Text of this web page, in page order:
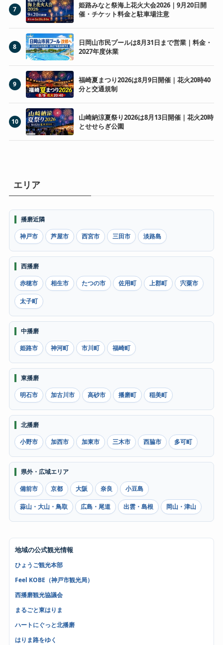
7
姫路みなと祭海上花火大会2026｜9月20日開
催・チケット料金と駐車場注意
8
日岡山市民プールは8月31日まで営業｜料金・
2027年度休業
9
福崎夏まつり2026は8月9日開催｜花火20時40
分と交通規制
10
山崎納涼夏祭り2026は8月13日開催｜花火20時
とせせらぎ公園
エリア
播磨近隣
神戸市
芦屋市 西宮市 三田市 淡路島
西播磨
赤穂市
相生市 たつの市 佐用町 上郡町 宍粟市
太子町
中播磨
姫路市
神河町 市川町 福崎町
東播磨
明石市
加古川市 高砂市 播磨町 稲美町
北播磨
小野市
加西市 加東市 三木市 西脇市 多可町
県外・広域エリア
備前市
京都 大阪 奈良 小豆島
蒜山・大山・鳥取 広島・尾道 出雲・島根 岡山・津山
地域の公式観光情報
ひょうご観光本部
Feel KOBE（神戸市観光局）
西播磨観光協議会
まるごと東はりま
ハートにぐっと北播磨
はりま路をゆく